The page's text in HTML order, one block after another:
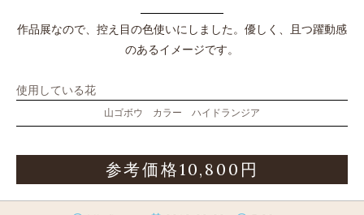
作品展なので、控え目の色使いにしました。優しく、且つ躍動感
のあるイメージです。
使用している花
山ゴボウ カラー ハイドランジア
参考価格10,800円